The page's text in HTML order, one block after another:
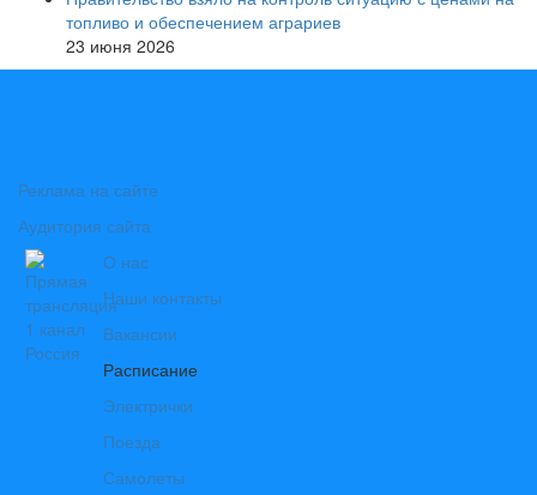
топливо и обеспечением аграриев
23 июня 2026
Реклама на сайте
Аудитория сайта
О нас
Наши контакты
Вакансии
Расписание
Электрички
Поезда
Самолеты